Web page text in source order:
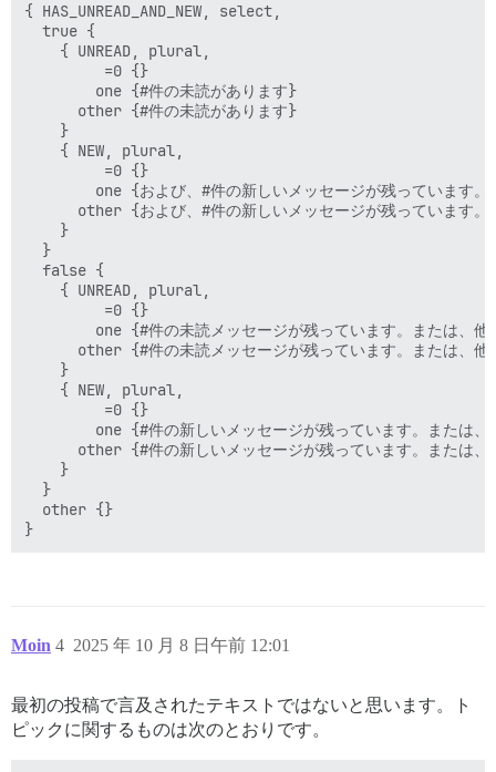
{ HAS_UNREAD_AND_NEW, select,
  true {
    { UNREAD, plural,
         =0 {}
        one {#件の未読があります}
      other {#件の未読があります}
    }
    { NEW, plural,
         =0 {}
one {および、#件の新しいメッセージが残っていま
other {および、#件の新しいメッセージが残っていま
    }
  }
  false {
    { UNREAD, plural,
         =0 {}
one {#件の未読メッセージが残っています。または
other {#件の未読メッセージが残っています。または
    }
    { NEW, plural,
         =0 {}
one {#件の新しいメッセージが残っています。また
other {#件の新しいメッセージが残っています。また
    }
  }
  other {}
Moin 2025 年 10 月 8 日午前 12:01
4
最初の投稿で言及されたテキストではないと思います。ト
ピックに関するものは次のとおりです。